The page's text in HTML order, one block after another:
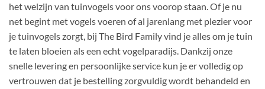
het welzijn van tuinvogels voor ons voorop staan. Of je nu
net begint met vogels voeren of al jarenlang met plezier voor
je tuinvogels zorgt, bij The Bird Family vind je alles om je tuin
te laten bloeien als een echt vogelparadijs. Dankzij onze
snelle levering en persoonlijke service kun je er volledig op
vertrouwen dat je bestelling zorgvuldig wordt behandeld en